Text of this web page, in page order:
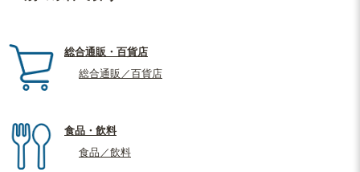
総合通販・百貨店
総合通販／百貨店
食品・飲料
食品／飲料